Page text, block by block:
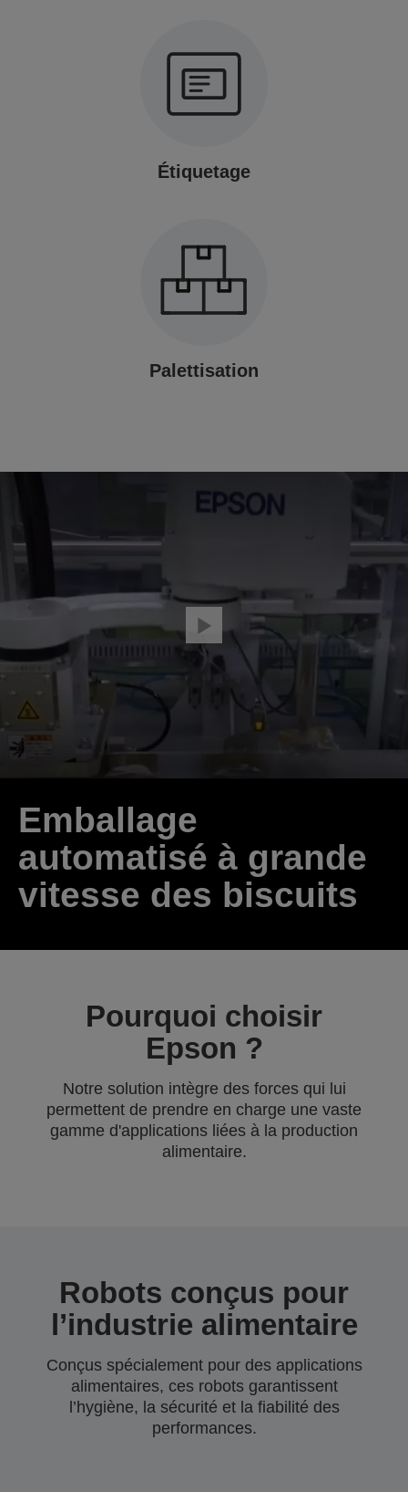
Étiquetage
Palettisation
Emballage
automatisé à grande
vitesse des biscuits
Pourquoi choisir
Epson ?
Notre solution intègre des forces qui lui
permettent de prendre en charge une vaste
gamme d'applications liées à la production
alimentaire.
Robots conçus pour
l’industrie alimentaire
Conçus spécialement pour des applications
alimentaires, ces robots garantissent
l’hygiène, la sécurité et la fiabilité des
performances.